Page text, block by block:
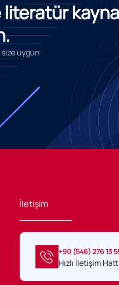
uygun
İletişim
+90 (546) 276 13
Hızlı İletişim